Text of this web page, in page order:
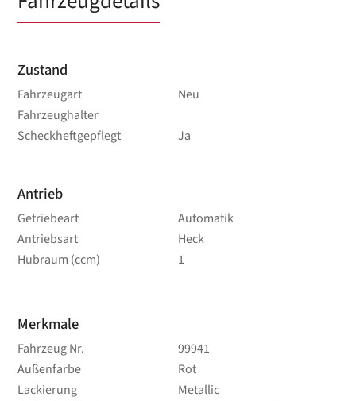
Zustand
Fahrzeugart
Neu
Fahrzeughalter
Scheckheftgepflegt
Ja
Antrieb
Getriebeart
Automatik
Antriebsart
Heck
Hubraum (ccm)
1
Merkmale
Fahrzeug Nr.
99941
Außenfarbe
Rot
Lackierung
Metallic